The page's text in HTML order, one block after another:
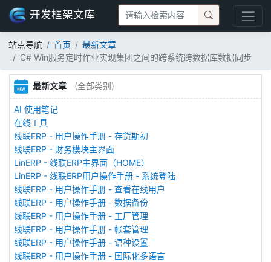
开发框架文库
站点导航 首页
最新文章
C# Win服务定时作业实现集团之间的跨系统跨数据库数据同步
最新文章 (全部类别)
AI 使用笔记
在线工具
线联ERP - 用户操作手册 - 存货期初
线联ERP - 财务模块主界面
LinERP - 线联ERP主界面（HOME）
LinERP - 线联ERP用户操作手册 - 系统登陆
线联ERP - 用户操作手册 - 查看在线用户
线联ERP - 用户操作手册 - 数据备份
线联ERP - 用户操作手册 - 工厂管理
线联ERP - 用户操作手册 - 帐套管理
线联ERP - 用户操作手册 - 语种设置
线联ERP - 用户操作手册 - 国际化多语言